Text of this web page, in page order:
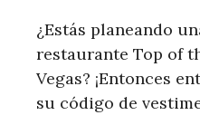
¿Estás planeando
restaurante Top of
Vegas? ¡Entonces
su código de